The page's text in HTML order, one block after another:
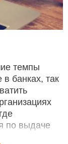
темпы
в банках, так
по выдаче